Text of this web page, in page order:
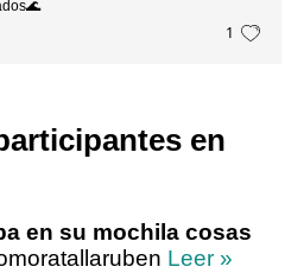
1
en
en su mochila cosas
Leer »